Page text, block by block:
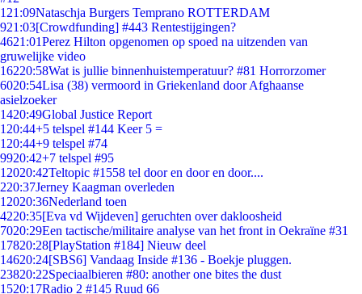
1 21:09Nataschja Burgers Temprano ROTTERDAM
921:03[Crowdfunding] #443 Rentestijgingen?
4621:01Perez Hilton opgenomen op spoed na uitzenden van
gruwelijke video
16220:58Wat is jullie binnenhuistemperatuur? #81 Horrorzomer
6020:54Lisa (38) vermoord in Griekenland door Afghaanse
asielzoeker
1420:49Global Justice Report
1 20:44+5 telspel #144 Keer 5 =
1 20:44+9 telspel #74
9920:42+7 telspel #95
12020:42Teltopic #1558 tel door en door en door....
220:37Jerney Kaagman overleden
12020:36Nederland toen
4220:35[Eva vd Wijdeven] geruchten over dakloosheid
7020:29Een tactische/militaire analyse van het front in Oekraïne #31
17820:28[PlayStation #184] Nieuw deel
14620:24[SBS6] Vandaag Inside #136 - Boekje pluggen.
23820:22Speciaalbieren #80: another one bites the dust
1520:17Radio 2 #145 Ruud 66